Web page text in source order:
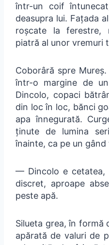
într-un coif
deasupra lui. Fațada
roșcate la ferestre,
piatră al unor vremuri
Coborâră spre
într-o margine de
Dincolo, copaci
din loc în loc, bănci
apa înnegurată.
ținute de lumina
înainte, ca pe un
— Dincolo e cetatea,
discret, aproape
peste apă.
Silueta grea, în formă
apărată de valuri de